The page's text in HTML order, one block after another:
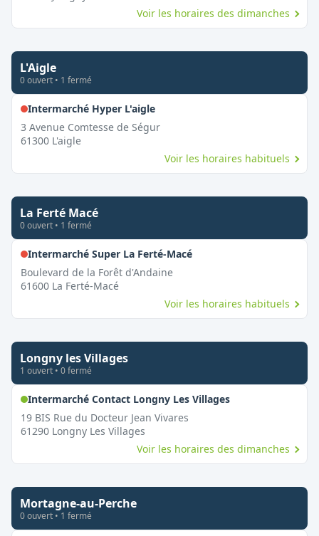
Voir les horaires des dimanches
L'Aigle
0ouvert • 1 fermé
Intermarché Hyper L'aigle,
3 Avenue Comtesse de Ségur
61300 L'aigle
Voir les horaires habituels
La Ferté Macé
0ouvert • 1 fermé
Intermarché Super La Ferté-Macé,
Boulevard de la Forêt d'Andaine
61600 La Ferté-Macé
Voir les horaires habituels
Longny les Villages
1 ouvert • 0fermé
Intermarché Contact Longny Les Villages,
19 BIS Rue du Docteur Jean Vivares
61290 Longny Les Villages
Voir les horaires des dimanches
Mortagne-au-Perche
0ouvert • 1 fermé